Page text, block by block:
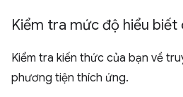
Kiểm tra mức độ hiểu biết
Kiểm tra kiến thức của bạn về
phương tiện thích ứng.